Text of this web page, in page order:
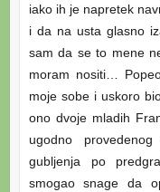
iako ih je napretek
i da na usta glasno
sam da se to mene
moram nositi…
moje sobe i uskoro
ono dvoje mladih
ugodno
gubljenja po
smogao snage da